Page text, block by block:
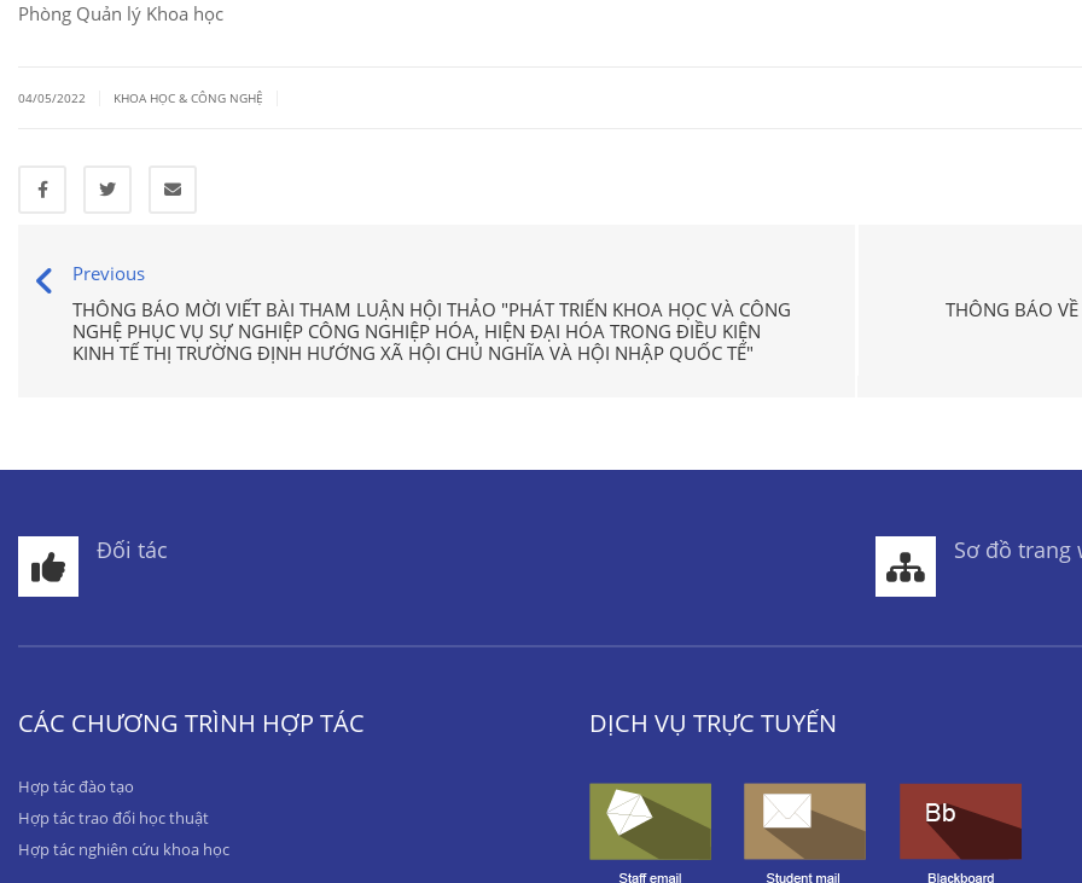
Phòng Quản lý Khoa học
04/05/2022 KHOA HỌC & CÔNG NGHỆ
Previous
THÔNG BÁO MỜI VIẾT BÀI THAM LUẬN HỘI THẢO "PHÁT TRIỂN KHOA HỌC VÀ CÔNG
NGHỆ PHỤC VỤ SỰ NGHIỆP CÔNG NGHIỆP HÓA, HIỆN ĐẠI HÓA TRONG ĐIỀU KIỆN
KINH TẾ THỊ TRƯỜNG ĐỊNH HƯỚNG XÃ HỘI CHỦ NGHĨA VÀ HỘI NHẬP QUỐC TẾ"
THÔNG BÁO
Đối tác Sơ đồ trang
CÁC CHƯƠNG TRÌNH HỢP TÁC
Hợp tác đào tạo
Hợp tác trao đổi học thuật
Hợp tác nghiên cứu khoa học
DỊCH VỤ TRỰC TUYẾN